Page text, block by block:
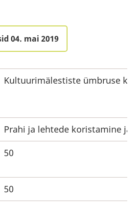
04. mai 2019
Kultuurimälestiste ümbruse
Prahi ja lehtede koristamine ja
50
50